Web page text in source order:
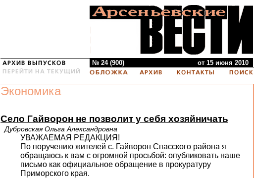
№ 24 (900) от 15 июня 2010
Экономика
Село Гайворон не позволит у себя хозяйничать
Дубровская Ольга Александровна
УВАЖАЕМАЯ РЕДАКЦИЯ!
По поручению жителей с. Гайворон Спасского района я
обращаюсь к вам с огромной просьбой: опубликовать наше
письмо как официальное обращение в прокуратуру
Приморского края.